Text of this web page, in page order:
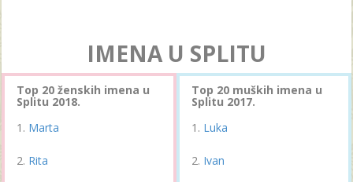
IMENA U SPLITU
Top 20 ženskih imena u
Splitu 2018.
Marta
Rita
Top 20 muških imena u
Splitu 2017.
Luka
Ivan